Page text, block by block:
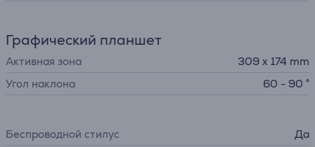
Графический планшет
Активная зона
309 x 174 mm
Угол наклона
60 - 90 °
Беспроводной стилус
Да